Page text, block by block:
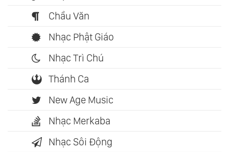
Chầu Văn
Nhạc Phật Giáo
Nhạc Trì Chú
Thánh Ca
New Age Music
Nhạc Merkaba
Nhạc Sôi Động